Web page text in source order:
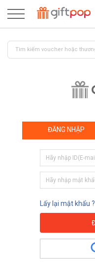
ĐĂNG NHẬP
Lấy lại mật khẩu ?